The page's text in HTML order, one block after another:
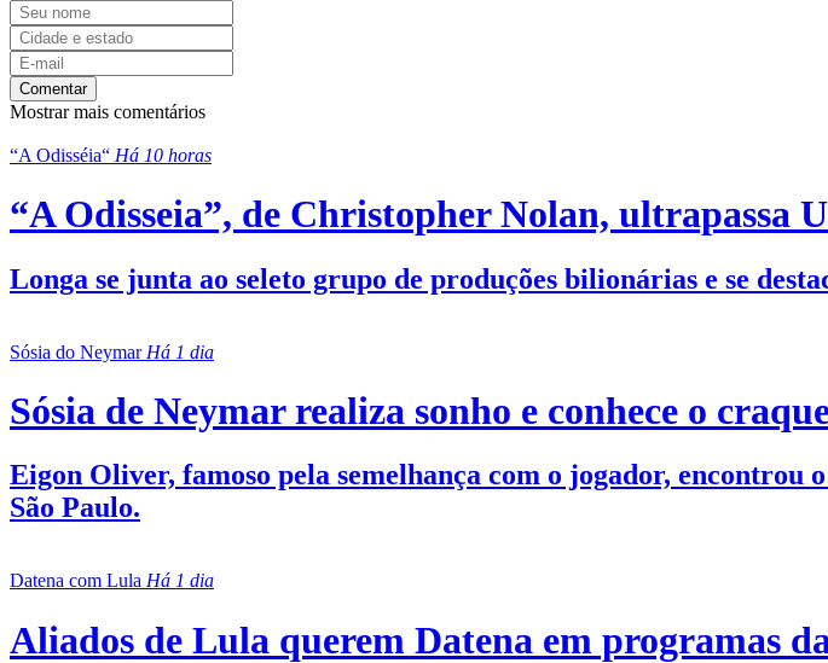
Comentar
Mostrar mais comentários
“A Odisséia“ Há 10 horas
“A Odisseia”, de Christopher Nolan, ultrapassa
Longa se junta ao seleto grupo de produções bilionárias e se
Sósia do Neymar Há 1 dia
Sósia de Neymar realiza sonho e conhece o
Eigon Oliver, famoso pela semelhança com o jogador,
São Paulo.
Datena com Lula Há 1 dia
Aliados de Lula querem Datena em programas